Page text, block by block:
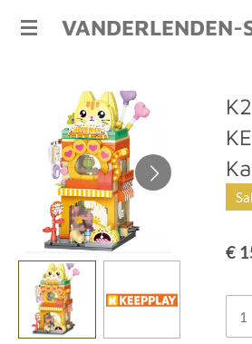
Ga
hoofdinhoud
VANDERLENDEN-
€